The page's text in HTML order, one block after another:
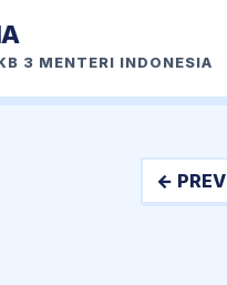
3 MENTERI INDONESIA
← PREV